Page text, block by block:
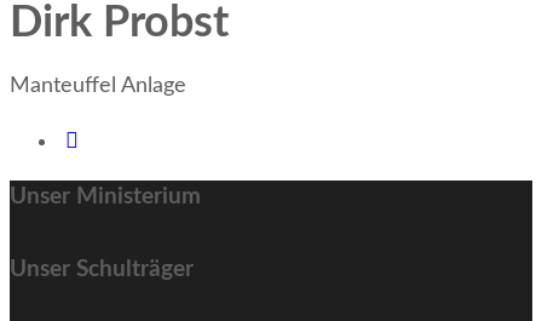
Dirk Probst
Manteuffel Anlage
Unser Ministerium
Unser Schulträger